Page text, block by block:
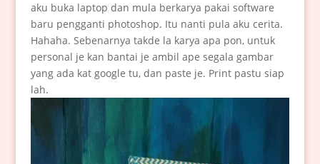
aku buka laptop dan mula berkarya pakai software
baru pengganti photoshop. Itu nanti pula aku cerita.
Hahaha. Sebenarnya takde la karya apa pon, untuk
personal je kan bantai je ambil ape segala gambar
yang ada kat google tu, dan paste je. Print pastu siap
lah.